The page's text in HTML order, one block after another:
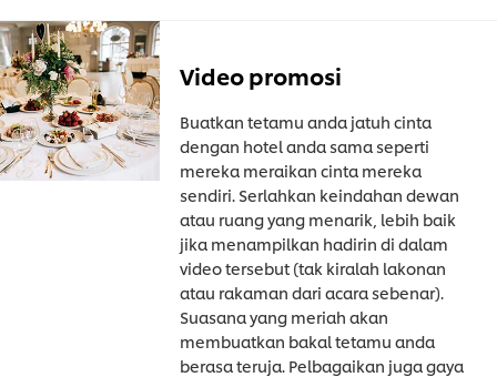
Video promosi
Buatkan tetamu anda jatuh cinta
dengan hotel anda sama seperti
mereka meraikan cinta mereka
sendiri. Serlahkan keindahan dewan
atau ruang yang menarik, lebih baik
jika menampilkan hadirin di dalam
video tersebut (tak kiralah lakonan
atau rakaman dari acara sebenar).
Suasana yang meriah akan
membuatkan bakal tetamu anda
berasa teruja. Pelbagaikan juga gaya